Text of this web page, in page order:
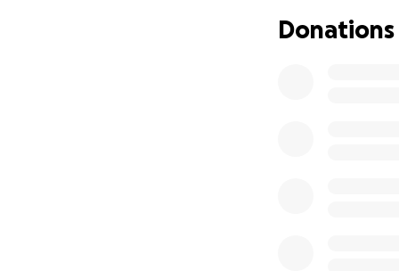
Das Projekt
psychischen
Donations